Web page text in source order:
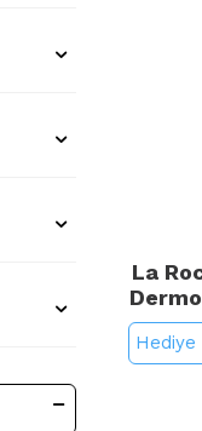
La
Hediye